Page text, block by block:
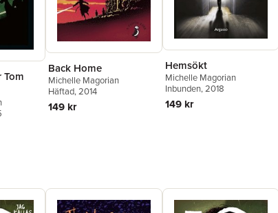
Back Home
Michelle Magorian
Häftad, 2014
149 kr
Hemsökt
Michelle Magorian
Inbunden, 2018
149 kr